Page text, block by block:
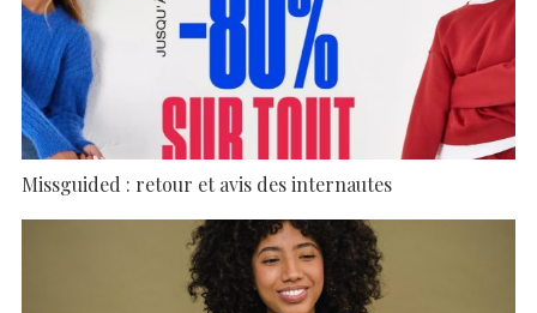
Missguided : retour et avis des internautes